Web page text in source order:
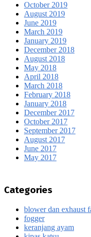
October 2019
August 2019
June 2019
March 2019
January 2019
December 2018
August 2018
May 2018
April 2018
March 2018
February 2018
January 2018
December 2017
October 2017
September 2017
August 2017
June 2017
May 2017
Categories
blower dan exhaust
fogger
keranjang ayam